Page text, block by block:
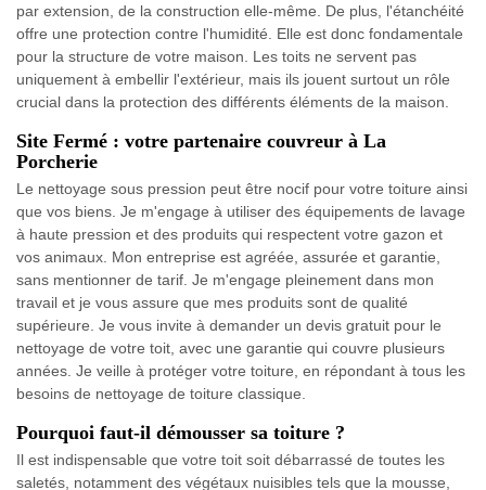
par extension, de la construction elle-même. De plus, l'étanchéité
offre une protection contre l'humidité. Elle est donc fondamentale
pour la structure de votre maison. Les toits ne servent pas
uniquement à embellir l'extérieur, mais ils jouent surtout un rôle
crucial dans la protection des différents éléments de la maison.
Site Fermé : votre partenaire couvreur à La
Porcherie
Le nettoyage sous pression peut être nocif pour votre toiture ainsi
que vos biens. Je m'engage à utiliser des équipements de lavage
à haute pression et des produits qui respectent votre gazon et
vos animaux. Mon entreprise est agréée, assurée et garantie,
sans mentionner de tarif. Je m'engage pleinement dans mon
travail et je vous assure que mes produits sont de qualité
supérieure. Je vous invite à demander un devis gratuit pour le
nettoyage de votre toit, avec une garantie qui couvre plusieurs
années. Je veille à protéger votre toiture, en répondant à tous les
besoins de nettoyage de toiture classique.
Pourquoi faut-il démousser sa toiture ?
Il est indispensable que votre toit soit débarrassé de toutes les
saletés, notamment des végétaux nuisibles tels que la mousse,